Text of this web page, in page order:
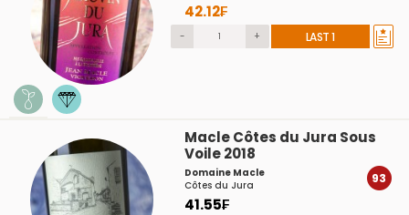
42.12₣
- + LAST 1
Macle Côtes du Jura Sous
Voile 2018
Domaine Macle
Côtes du Jura
41.55₣
93